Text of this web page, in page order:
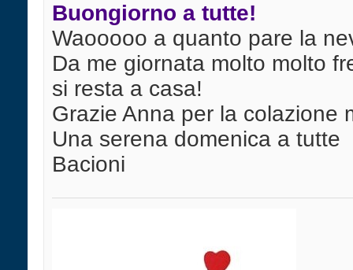
Buongiorno a tutte!
Waooooo a quanto pare la
Da me giornata molto molto
si resta a casa!
Grazie Anna per la colazione
Una serena domenica a tutte
Bacioni